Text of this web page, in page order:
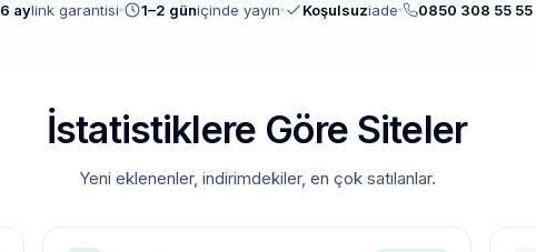
6 aylink garantisi 1–2 güniçinde yayın Koşulsuziade 0850 308 55 55
İstatistiklere Göre Siteler
Yeni eklenenler, indirimdekiler, en çok satılanlar.